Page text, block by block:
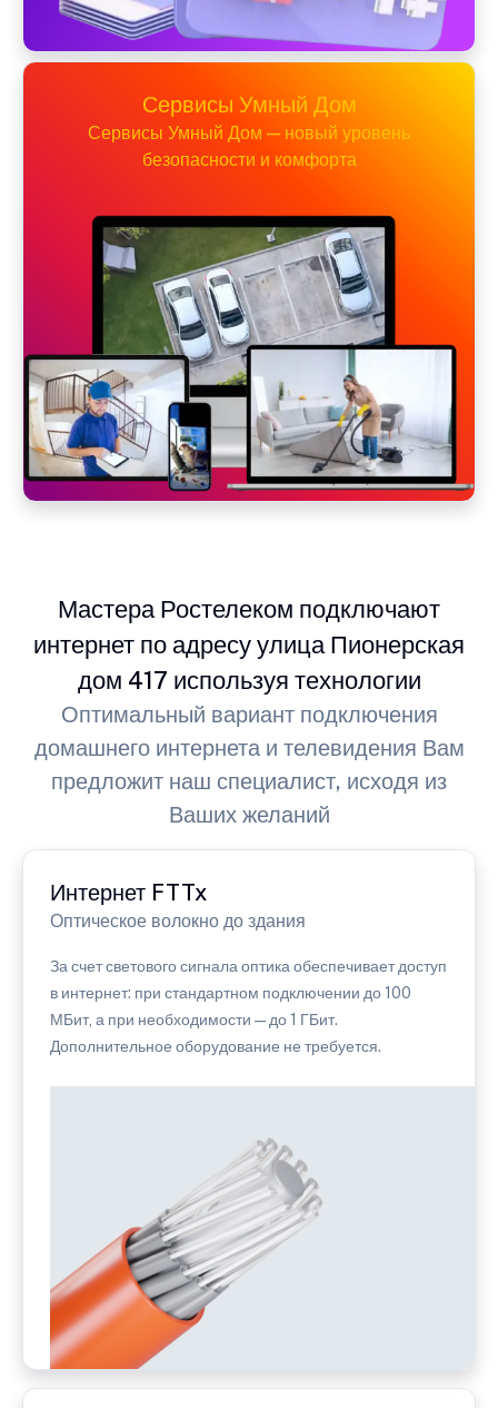
Сервисы Умный Дом
Сервисы Умный Дом — новый уровень
безопасности и комфорта
Мастера Ростелеком подключают
интернет по адресу улица Пионерская
дом 417 используя технологии
Оптимальный вариант подключения
домашнего интернета и телевидения Вам
предложит наш специалист, исходя из
Ваших желаний
Интернет FTTx
Оптическое волокно до здания
За счет светового сигнала оптика обеспечивает доступ
в интернет: при стандартном подключении до 100
МБит, а при необходимости — до 1 ГБит.
Дополнительное оборудование не требуется.